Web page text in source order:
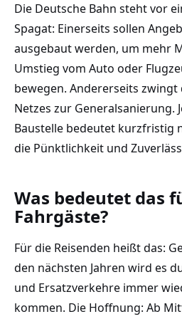
Die Deutsche Bahn steht vor
Spagat: Einerseits sollen
ausgebaut werden, um mehr
Umstieg vom Auto oder
bewegen. Andererseits zwingt
Netzes zur Generalsanierung.
Baustelle bedeutet kurzfristig
die Pünktlichkeit und
Was bedeutet das
Fahrgäste?
Für die Reisenden heißt das:
den nächsten Jahren wird es
und Ersatzverkehre immer
kommen. Die Hoffnung: Ab